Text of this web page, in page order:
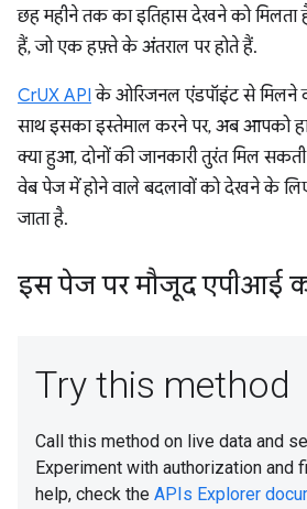
छह महीने तक का इतिहास देखने को मिलता
हैं, जो एक हफ़्ते के अंतराल पर होते हैं.
CrUX API के ओरिजनल एंडपॉइंट से मिलने
साथ इसका इस्तेमाल करने पर, अब आपको
क्या हुआ, दोनों की जानकारी तुरंत मिल
वेब पेज में होने वाले बदलावों को देखने के
जाता है.
इस पेज पर मौजूद एपीआई